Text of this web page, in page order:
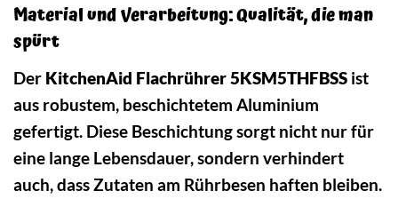
Material und Verarbeitung: Qualität, die man
spürt
Der KitchenAid Flachrührer 5KSM5THFBSS ist
aus robustem, beschichtetem Aluminium
gefertigt. Diese Beschichtung sorgt nicht nur für
eine lange Lebensdauer, sondern verhindert
auch, dass Zutaten am Rührbesen haften bleiben.